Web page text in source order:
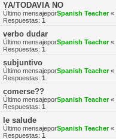
YA/TODAVIA NO
Último mensajeporSpanish Teacher«
Respuestas: 1
verbo dudar
Último mensajeporSpanish Teacher«
Respuestas: 1
subjuntivo
Último mensajeporSpanish Teacher«
Respuestas: 1
comerse??
Último mensajeporSpanish Teacher«
Respuestas: 1
le salude
Último mensajeporSpanish Teacher«
Respuestas: 1